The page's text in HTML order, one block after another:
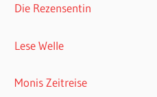
Die Rezensentin
Lese Welle
Monis Zeitreise